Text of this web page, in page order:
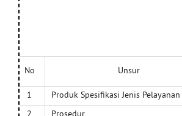
No Unsur
1
Produk Spesifikasi Jenis Pelayanan